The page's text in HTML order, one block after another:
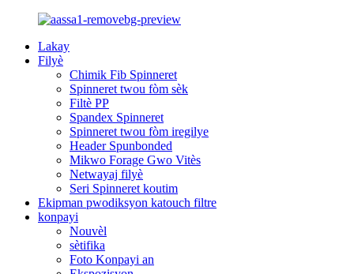
Lakay
Filyè
Chimik Fib Spinneret
Spinneret twou fòm sèk
Filtè PP
Spandex Spinneret
Spinneret twou fòm iregilye
Header Spunbonded
Mikwo Forage Gwo Vitès
Netwayaj filyè
Seri Spinneret koutim
Ekipman pwodiksyon katouch filtre
konpayi
Nouvèl
sètifika
Foto Konpayi an